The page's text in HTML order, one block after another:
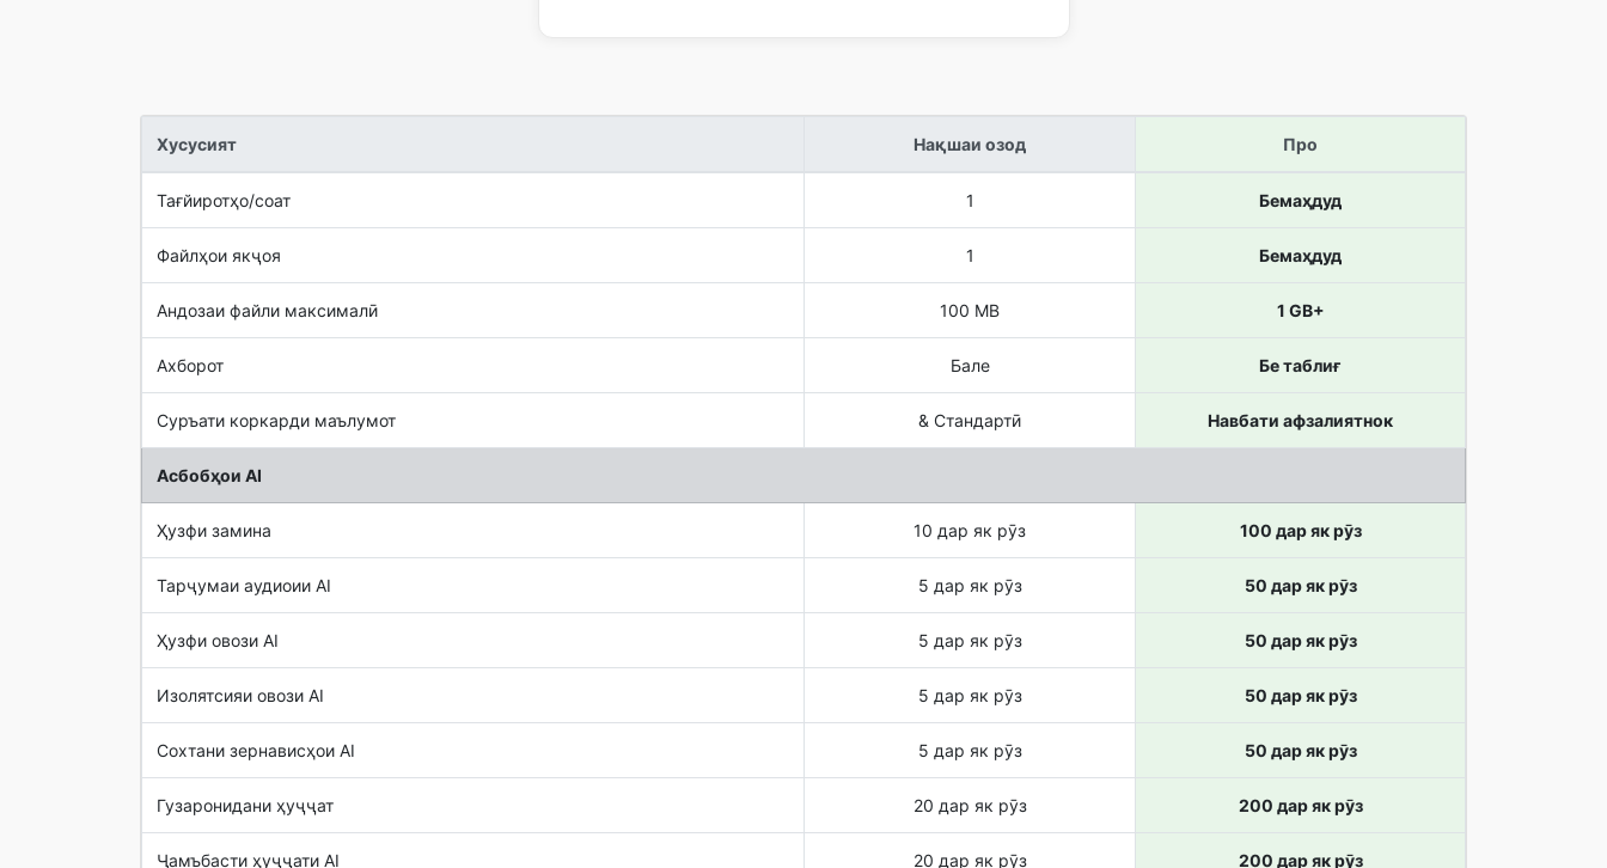
Хусусият Нақшаи озод Про
Тағйиротҳо/соат 1 Бемаҳдуд
Файлҳои якҷоя 1 Бемаҳдуд
Андозаи файли максималӣ 100 MB 1 GB+
Ахборот Бале Бе таблиғ
Суръати коркарди маълумот & Стандартӣ Навбати афзалиятнок
Асбобҳои AI
Ҳузфи замина 10 дар як рӯз 100 дар як рӯз
Тарҷумаи аудиоии AI 5 дар як рӯз 50 дар як рӯз
Ҳузфи овози AI 5 дар як рӯз 50 дар як рӯз
Изолятсияи овози AI 5 дар як рӯз 50 дар як рӯз
Сохтани зернависҳои AI 5 дар як рӯз 50 дар як рӯз
Гузаронидани ҳуҷҷат 20 дар як рӯз 200 дар як рӯз
Ҷамъбасти ҳуҷҷати AI 20 дар як рӯз 200 дар як рӯз